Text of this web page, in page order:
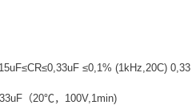
≤0,1% (1kHz,20C) 0,33
（20℃，100V,1min)